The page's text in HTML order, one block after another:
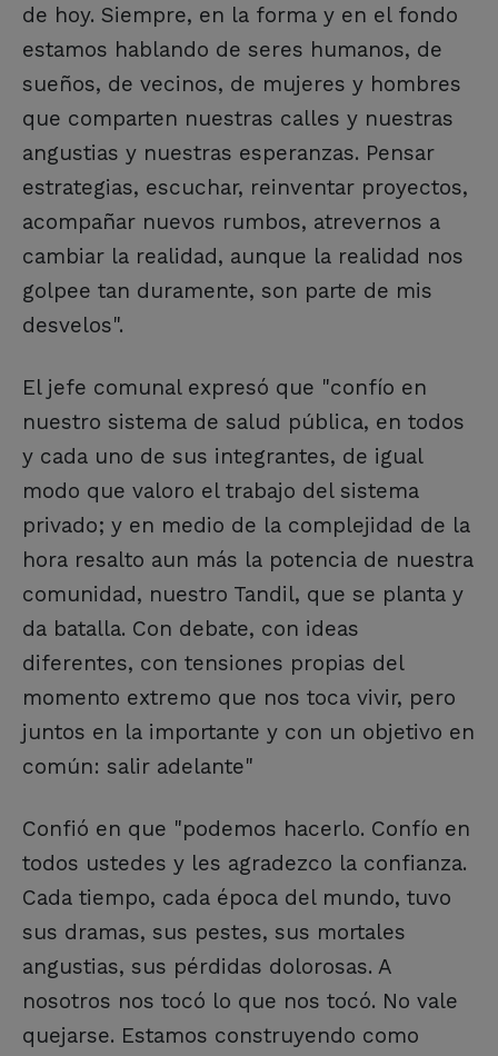
de hoy. Siempre, en la forma y en el fondo
estamos hablando de seres humanos, de
sueños, de vecinos, de mujeres y hombres
que comparten nuestras calles y nuestras
angustias y nuestras esperanzas. Pensar
estrategias, escuchar, reinventar proyectos,
acompañar nuevos rumbos, atrevernos a
cambiar la realidad, aunque la realidad nos
golpee tan duramente, son parte de mis
desvelos".
El jefe comunal expresó que "confío en
nuestro sistema de salud pública, en todos
y cada uno de sus integrantes, de igual
modo que valoro el trabajo del sistema
privado; y en medio de la complejidad de la
hora resalto aun más la potencia de nuestra
comunidad, nuestro Tandil, que se planta y
da batalla. Con debate, con ideas
diferentes, con tensiones propias del
momento extremo que nos toca vivir, pero
juntos en la importante y con un objetivo en
común: salir adelante"
Confió en que "podemos hacerlo. Confío en
todos ustedes y les agradezco la confianza.
Cada tiempo, cada época del mundo, tuvo
sus dramas, sus pestes, sus mortales
angustias, sus pérdidas dolorosas. A
nosotros nos tocó lo que nos tocó. No vale
quejarse. Estamos construyendo como